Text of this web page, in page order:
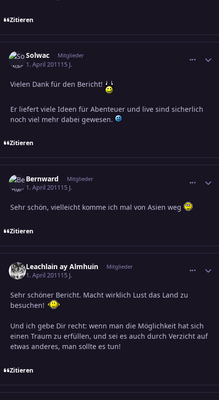
Zitieren
Solwac Mitglieder
1. April 201115 J.
Vielen Dank für den Bericht!
Er liefert viele Ideen für Abenteuer und live sind sicherlich
noch viel mehr dabei gewesen.
Zitieren
Bernward Mitglieder
1. April 201115 J.
Sehr schön, vielleicht komme ich mal von Asien weg
Zitieren
Leachlain ay Almhuin Mitglieder
1. April 201115 J.
Sehr schöner Bericht. Macht wirklich Lust das Land zu
besuchen!
Und ich gebe Dir recht: wenn man die Möglichkeit hat sich
einen Traum zu erfüllen, und sei es auch durch Verzicht auf
etwas anderes, man sollte es tun!
Zitieren